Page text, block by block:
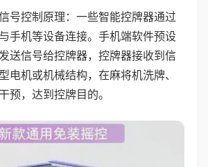
号控制原理：一些智能控牌器通过
手机等设备连接。手机端软件预设
送信号给控牌器，控牌器接收到信
电机或机械结构，在麻将机洗牌、
预，达到控牌目的。